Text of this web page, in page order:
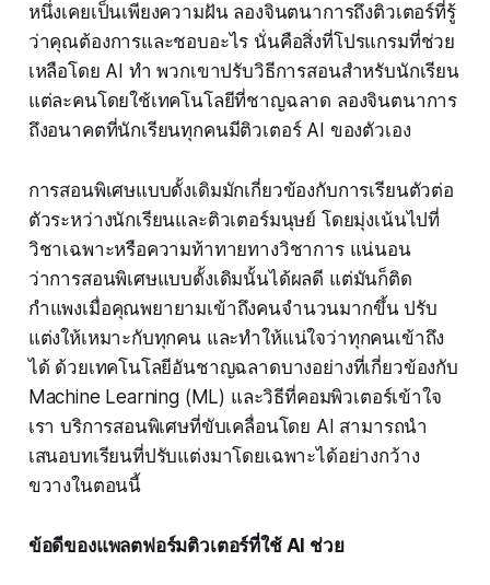
หนึ่งเคยเป็นเพียงความฝัน ลองจินตนาการถึงติวเตอร์ที่รู้
ว่าคุณต้องการและชอบอะไร นั่นคือสิ่งที่โปรแกรมที่ช่วย
เหลือโดย AI ทำ พวกเขาปรับวิธีการสอนสำหรับนักเรียน
แต่ละคนโดยใช้เทคโนโลยีที่ชาญฉลาด ลองจินตนาการ
ถึงอนาคตที่นักเรียนทุกคนมีติวเตอร์ AI ของตัวเอง
การสอนพิเศษแบบดั้งเดิมมักเกี่ยวข้องกับการเรียนตัวต่อ
ตัวระหว่างนักเรียนและติวเตอร์มนุษย์ โดยมุ่งเน้นไปที่
วิชาเฉพาะหรือความท้าทายทางวิชาการ แน่นอน
ว่าการสอนพิเศษแบบดั้งเดิมนั้นได้ผลดี แต่มันก็ติด
กำแพงเมื่อคุณพยายามเข้าถึงคนจำนวนมากขึ้น ปรับ
แต่งให้เหมาะกับทุกคน และทำให้แน่ใจว่าทุกคนเข้าถึง
ได้ ด้วยเทคโนโลยีอันชาญฉลาดบางอย่างที่เกี่ยวข้องกับ
Machine Learning (ML) และวิธีที่คอมพิวเตอร์เข้าใจ
เรา บริการสอนพิเศษที่ขับเคลื่อนโดย AI สามารถนำ
เสนอบทเรียนที่ปรับแต่งมาโดยเฉพาะได้อย่างกว้าง
ขวางในตอนนี้
ข้อดีของแพลตฟอร์มติวเตอร์ที่ใช้ AI ช่วย